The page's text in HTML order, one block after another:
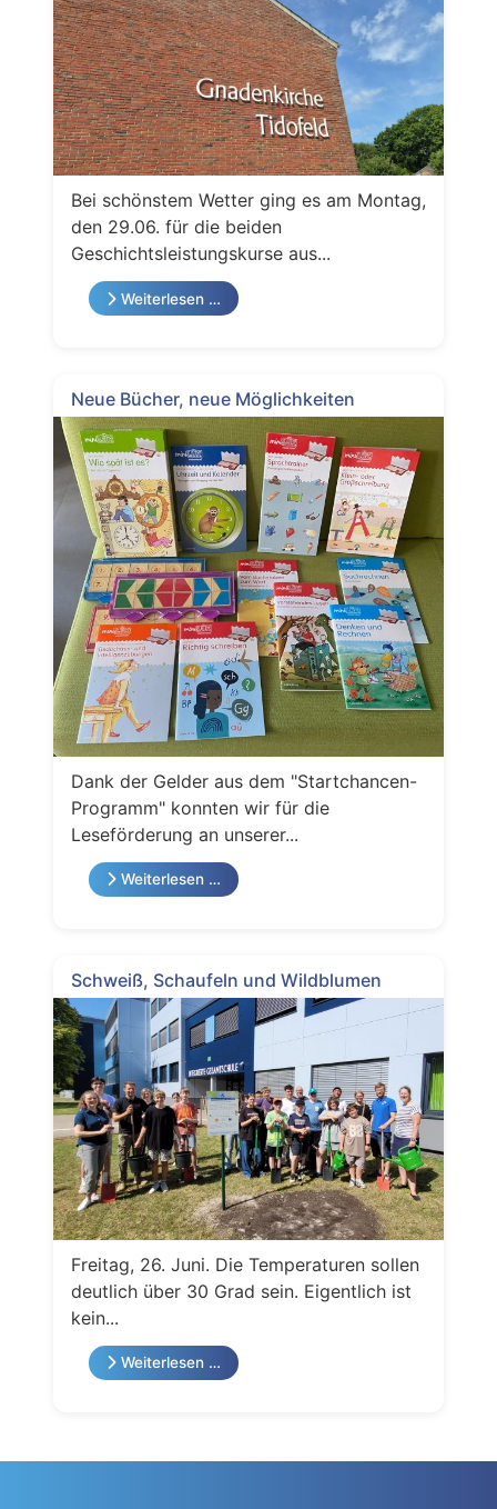
Bei schönstem Wetter ging es am Montag,
den 29.06. für die beiden
Geschichtsleistungskurse aus...
Weiterlesen …
Neue Bücher, neue Möglichkeiten
Dank der Gelder aus dem "Startchancen-
Programm" konnten wir für die
Leseförderung an unserer...
Weiterlesen …
Schweiß, Schaufeln und Wildblumen
Freitag, 26. Juni. Die Temperaturen sollen
deutlich über 30 Grad sein. Eigentlich ist
kein...
Weiterlesen …